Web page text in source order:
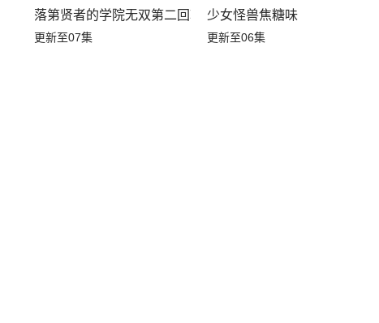
落第贤者的学院无双第二回转生，S等级作弊魔术师冒险记
更新至07集
少女怪兽焦糖味
更新至06集